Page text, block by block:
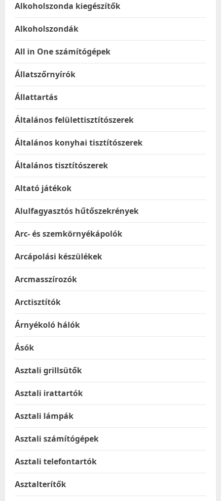
Alkoholszonda kiegészítők
Alkoholszondák
All in One számítógépek
Állatszőrnyírók
Állattartás
Általános felülettisztítószerek
Általános konyhai tisztítószerek
Általános tisztítószerek
Altató játékok
Alulfagyasztós hűtőszekrények
Arc- és szemkörnyékápolók
Arcápolási készülékek
Arcmasszírozók
Arctisztítók
Árnyékoló hálók
Ásók
Asztali grillsütők
Asztali irattartók
Asztali lámpák
Asztali számítógépek
Asztali telefontartók
Asztalterítők